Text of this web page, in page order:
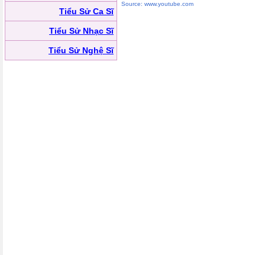
Tiểu Sử Ca Sĩ
Tiểu Sử Nhạc Sĩ
Tiểu Sử Nghệ Sĩ
Source: www.youtube.com